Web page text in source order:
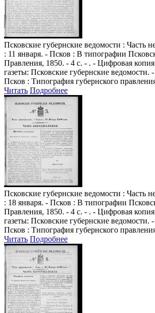
Псковские губернские ведомости : Часть
: 11 января. - Псков : В типографии
Правления, 1850. - 4 с. - . - Цифровая
газеты: Псковские губернские
Псков : Типография губернского
Читать Подробнее
Псковские губернские ведомости : Часть
: 18 января. - Псков : В типографии
Правления, 1850. - 4 с. - . - Цифровая
газеты: Псковские губернские
Псков : Типография губернского
Читать Подробнее